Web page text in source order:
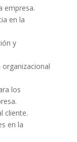
empresa.
en la
y
los
cliente.
en la